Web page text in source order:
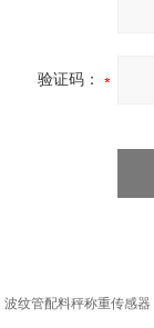
验证码：
波纹管配料秤称重传感